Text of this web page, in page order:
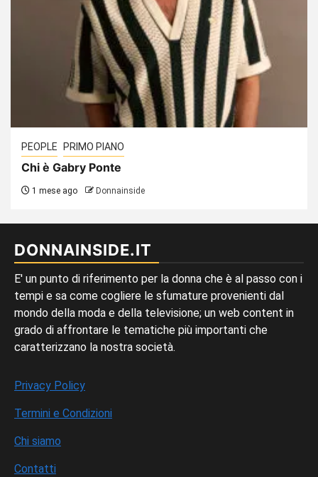
PEOPLE PRIMO PIANO
Chi è Gabry Ponte
1 mese ago Donnainside
DONNAINSIDE.IT
E' un punto di riferimento per la donna che è al passo con i
tempi e sa come cogliere le sfumature provenienti dal
mondo della moda e della televisione; un web content in
grado di affrontare le tematiche più importanti che
caratterizzano la nostra società.
Privacy Policy
Termini e Condizioni
Chi siamo
Contatti